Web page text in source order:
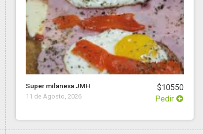
Super milanesa JMH $10550
11 de Agosto, 2026 Pedir